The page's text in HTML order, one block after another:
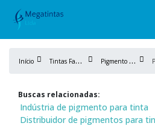
Início T
intas Fabricação P
igmento de tinta
Buscas relacionadas:
Indústria de pigmento para tinta
Distribuidor de pigmentos para